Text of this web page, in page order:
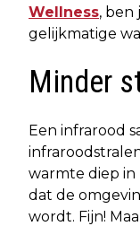
Wellness, ben
gelijkmatige
Minder
Een infrarood
warmte diep
dat de
wordt. Fijn!